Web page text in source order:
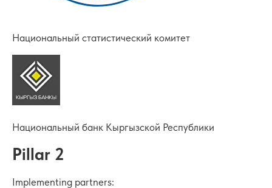
Национальный статистический комитет
Национальный банк Кыргызской Республики
Pillar 2
Implementing partners: